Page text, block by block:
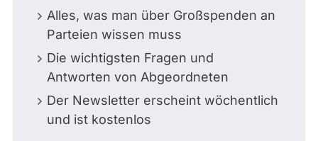
Alles, was man über Großspenden an
Parteien wissen muss
Die wichtigsten Fragen und
Antworten von Abgeordneten
Der Newsletter erscheint wöchentlich
und ist kostenlos